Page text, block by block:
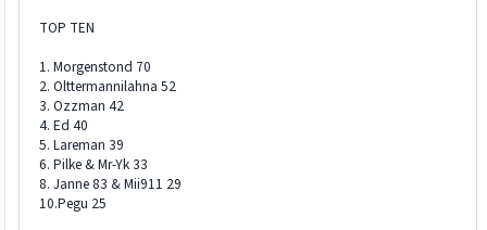
TOP TEN
1. Morgenstond 70
2. Olttermannilahna 52
3. Ozzman 42
4. Ed 40
5. Lareman 39
6. Pilke & Mr-Yk 33
8. Janne 83 & Mii911 29
10.Pegu 25